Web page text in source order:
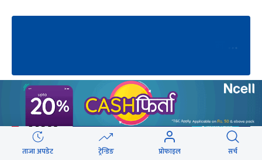
ताजा अपडेट ट्रेन्डिङ प्रोफाइल सर्च